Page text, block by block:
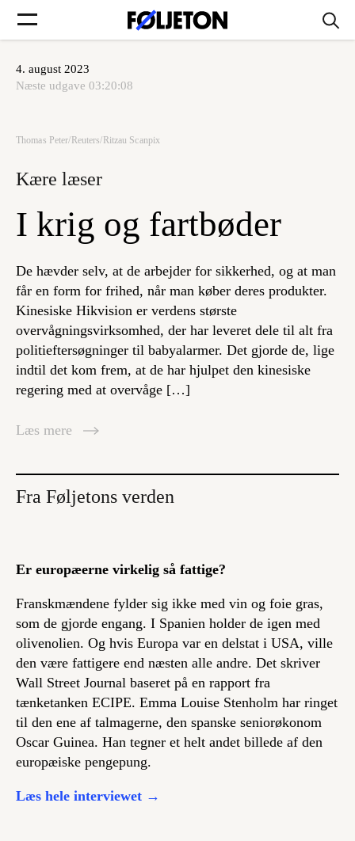
Forsider
Føljetoner
Søg
Min side
Log ind
4. august 2023
Næste udgave 03:20:08
Thomas Peter/Reuters/Ritzau Scanpix
Kære læser
I krig og fartbøder
De hævder selv, at de arbejder for sikkerhed, og at man
får en form for frihed, når man køber deres produkter.
Kinesiske Hikvision er verdens største
overvågningsvirksomhed, der har leveret dele til alt fra
politieftersøgninger til babyalarmer. Det gjorde de, lige
indtil det kom frem, at de har hjulpet den kinesiske
regering med at overvåge […]
Læs mere
Fra Føljetons verden
Er europæerne virkelig så fattige?
Franskmændene fylder sig ikke med vin og foie gras,
som de gjorde engang. I Spanien holder de igen med
olivenolien. Og hvis Europa var en delstat i USA, ville
den være fattigere end næsten alle andre. Det skriver
Wall Street Journal baseret på en rapport fra
tænketanken ECIPE. Emma Louise Stenholm har ringet
til den ene af talmagerne, den spanske seniorøkonom
Oscar Guinea. Han tegner et helt andet billede af den
europæiske pengepung.
Læs hele interviewet →